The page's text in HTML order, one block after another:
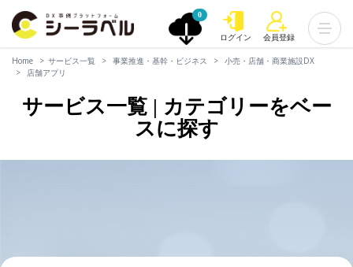
0
ログイン 会員登録
Home サービス一覧 事業推進・基幹・ビジネス
小売・店舗・商業施設DX
店舗アプリ
サービス一覧 | カテゴリーをベー
スに探す